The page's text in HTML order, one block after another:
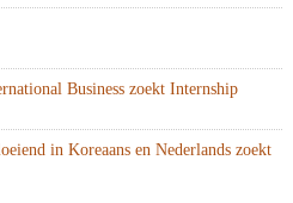
Business zoekt Internship
in Koreaans en Nederlands zoekt